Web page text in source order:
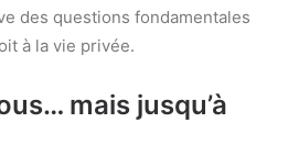
des questions fondamentales
à la vie privée.
mais jusqu’à